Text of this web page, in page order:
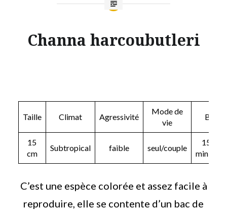
Channa harcoubutleri
Taille Climat Agressivité
Mode de
vie
Bac
15
cm
Subtropical faible seul/couple
150 L
minimum
C’est une espèce colorée et assez facile à
reproduire, elle se contente d’un bac de